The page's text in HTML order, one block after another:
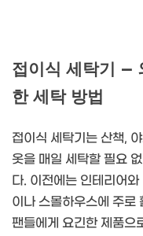
접이식 세탁기 –
한 세탁 방법
접이식 세탁기는 산책,
옷을 매일 세탁할 필요
다. 이전에는 인테리어
이나 스몰하우스에 주로
팬들에게 요긴한 제품으